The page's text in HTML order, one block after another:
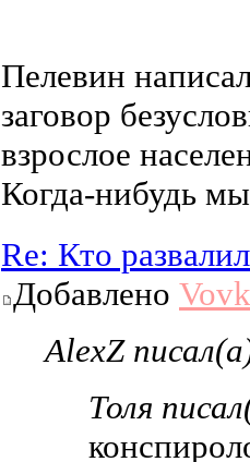
Пелевин
заговор
взрослое
Когда-нибудь
Re: Кто
Добавлено
AlexZ
Толя